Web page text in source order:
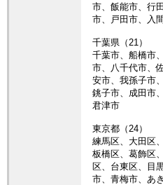
市、飯能市、行
市、戸田市、入
千葉県（21）
千葉市、船橋市
市、八千代市、
安市、我孫子市
銚子市、成田市
君津市
東京都（24）
練馬区、大田区
板橋区、葛飾区
区、台東区、目
市、青梅市、あ